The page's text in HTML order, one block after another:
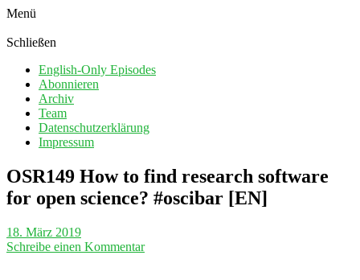
Menü
Schließen
English-Only Episodes
Abonnieren
Archiv
Team
Datenschutzerklärung
Impressum
OSR149 How to find research software
for open science? #oscibar [EN]
18. März 2019
Schreibe einen Kommentar